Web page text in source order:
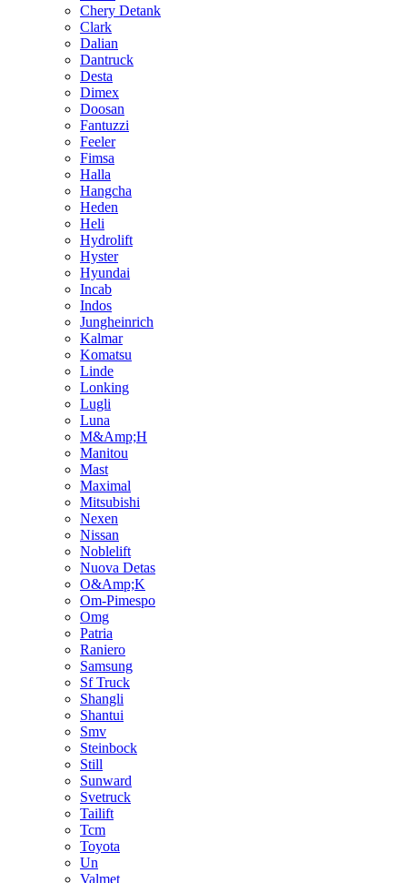
Chery Detank
Clark
Dalian
Dantruck
Desta
Dimex
Doosan
Fantuzzi
Feeler
Fimsa
Halla
Hangcha
Heden
Heli
Hydrolift
Hyster
Hyundai
Incab
Indos
Jungheinrich
Kalmar
Komatsu
Linde
Lonking
Lugli
Luna
M&Amp;H
Manitou
Mast
Maximal
Mitsubishi
Nexen
Nissan
Noblelift
Nuova Detas
O&Amp;K
Om-Pimespo
Omg
Patria
Raniero
Samsung
Sf Truck
Shangli
Shantui
Smv
Steinbock
Still
Sunward
Svetruck
Tailift
Tcm
Toyota
Un
Valmet